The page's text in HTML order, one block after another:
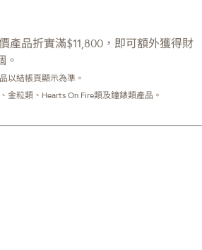
產品折實滿$11,800，即可額外獲得財
。
以結帳頁顯示為準。
金粒類、Hearts On Fire類及鐘錶類產品。